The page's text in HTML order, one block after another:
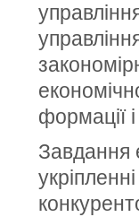
формації
Завдання